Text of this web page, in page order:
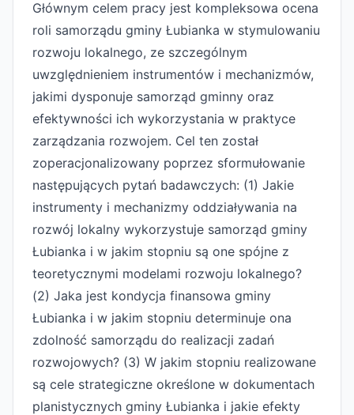
Głównym celem pracy jest kompleksowa ocena
roli samorządu gminy Łubianka w stymulowaniu
rozwoju lokalnego, ze szczególnym
uwzględnieniem instrumentów i mechanizmów,
jakimi dysponuje samorząd gminny oraz
efektywności ich wykorzystania w praktyce
zarządzania rozwojem. Cel ten został
zoperacjonalizowany poprzez sformułowanie
następujących pytań badawczych: (1) Jakie
instrumenty i mechanizmy oddziaływania na
rozwój lokalny wykorzystuje samorząd gminy
Łubianka i w jakim stopniu są one spójne z
teoretycznymi modelami rozwoju lokalnego?
(2) Jaka jest kondycja finansowa gminy
Łubianka i w jakim stopniu determinuje ona
zdolność samorządu do realizacji zadań
rozwojowych? (3) W jakim stopniu realizowane
są cele strategiczne określone w dokumentach
planistycznych gminy Łubianka i jakie efekty